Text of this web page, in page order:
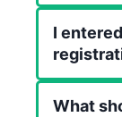
I
What